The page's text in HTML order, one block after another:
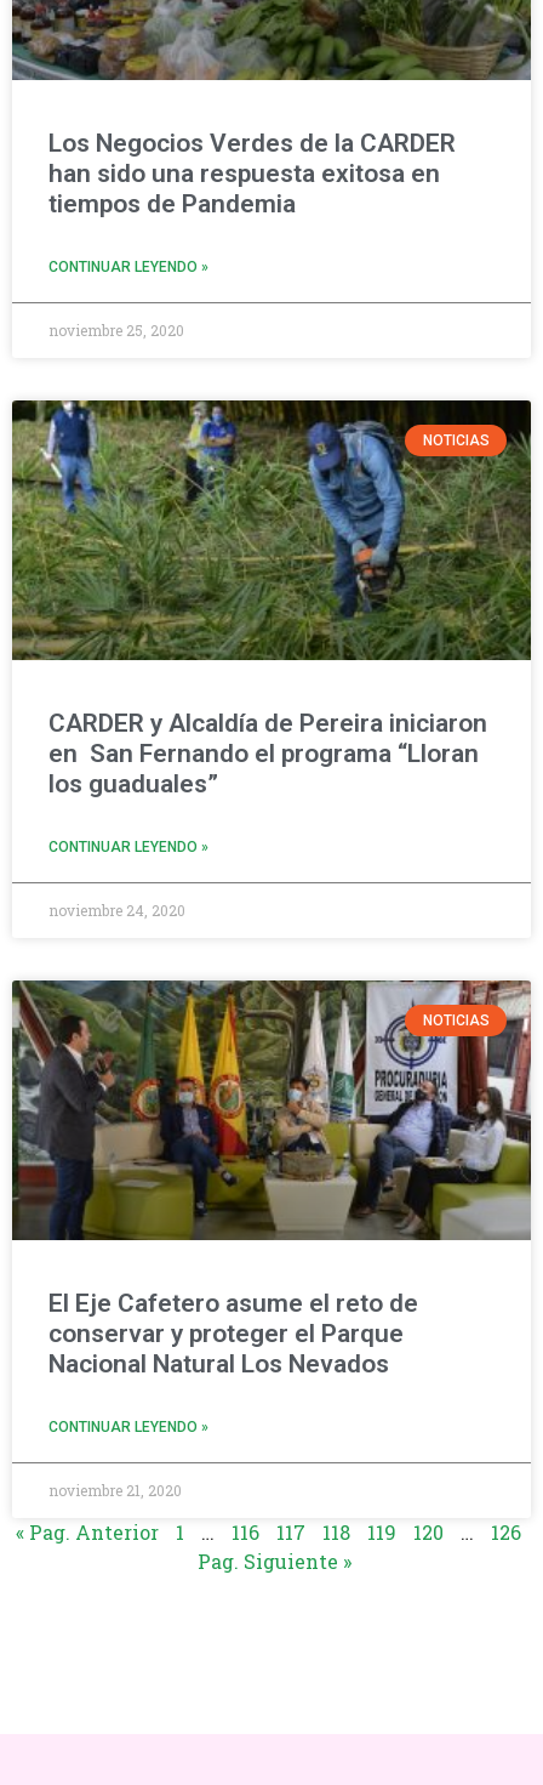
Los Negocios Verdes de la CARDER
han sido una respuesta exitosa en
tiempos de Pandemia
CONTINUAR LEYENDO »
noviembre 25, 2020
NOTICIAS
CARDER y Alcaldía de Pereira iniciaron
en San Fernando el programa “Lloran
los guaduales”
CONTINUAR LEYENDO »
noviembre 24, 2020
NOTICIAS
El Eje Cafetero asume el reto de
conservar y proteger el Parque
Nacional Natural Los Nevados
CONTINUAR LEYENDO »
noviembre 21, 2020
« Pag. Anterior 1 … 116 117 118 119 120 …
126
Pag. Siguiente »